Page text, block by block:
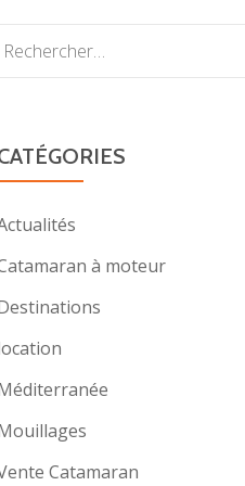
à moteur
Catamaran